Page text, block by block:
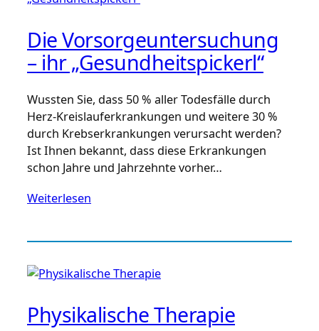
Die Vorsorgeuntersuchung
– ihr „Gesundheitspickerl“
Wussten Sie, dass 50 % aller Todesfälle durch
Herz-Kreislauferkrankungen und weitere 30 %
durch Krebserkrankungen verursacht werden?
Ist Ihnen bekannt, dass diese Erkrankungen
schon Jahre und Jahrzehnte vorher…
Weiterlesen
Physikalische Therapie